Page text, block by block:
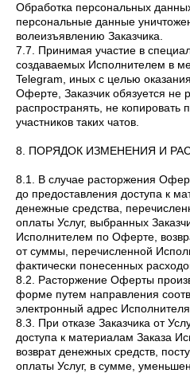
Обработка персональных
персональные данные
волеизъявлению Заказчика.
7.7. Принимая участие в
создаваемых Исполнителем в
Telegram, иных с целью
Оферте, Заказчик обязуется не
распространять, не
участников таких чатов.
8. ПОРЯДОК ИЗМЕНЕНИЯ И
8.1. В случае расторжения
до предоставления доступа к
денежные средства,
оплаты Услуг, выбранных
Исполнителем по Оферте,
от суммы, перечисленной
фактически понесенных
8.2. Расторжение Оферты
форме путем направления
электронный адрес Исполнителя.
8.3. При отказе Заказчика от
доступа к материалам Заказа
возврат денежных средств,
оплаты Услуг, в сумме,